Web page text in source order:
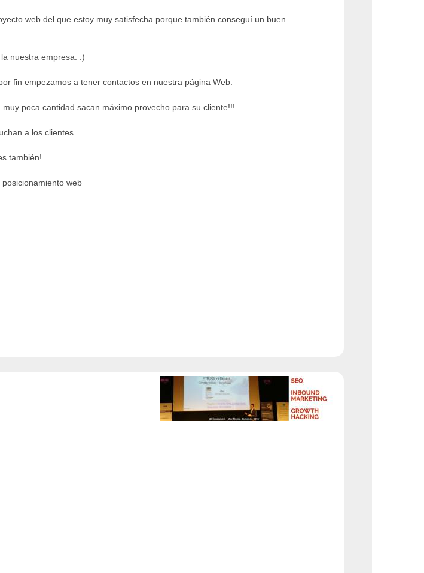
web del que estoy muy satisfecha porque también conseguí un buen
nuestra empresa. :)
fin empezamos a tener contactos en nuestra página Web.
poca cantidad sacan máximo provecho para su cliente!!!
a los clientes.
también!
web